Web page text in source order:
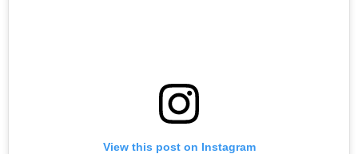
View this post on Instagram